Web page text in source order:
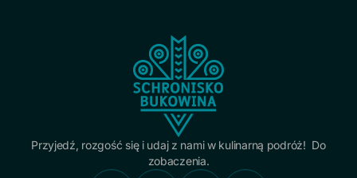
Przyjedź, rozgość się i udaj z nami w kulinarną podróż! Do
zobaczenia.